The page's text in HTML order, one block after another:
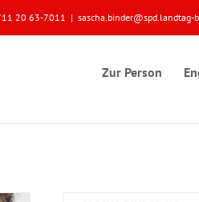
20 63-7011 | sascha.binder@spd.landtag-
Zur Person